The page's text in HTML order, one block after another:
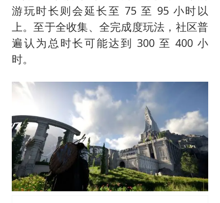
游玩时长则会延长至 75 至 95 小时以
上。至于全收集、全完成度玩法，社区普
遍认为总时长可能达到 300 至 400 小
时。